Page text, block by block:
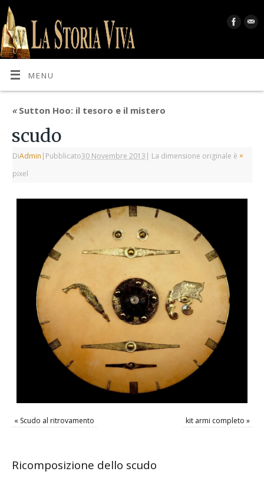
MENU
«Sutton Hoo: il tesoro e il mistero
scudo
DiAdmin | Pubblicato30 Novembre 2013 | La dimensione originale è ×
pixel
« Scudo al ritrovamento kit armi completo »
Ricomposizione dello scudo